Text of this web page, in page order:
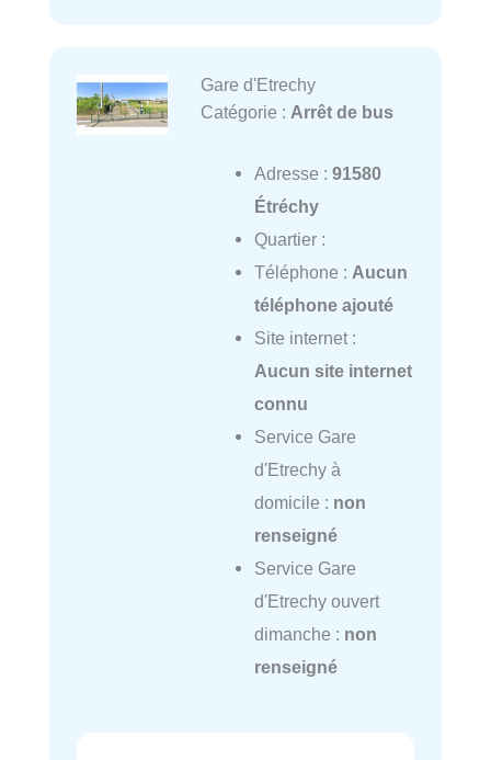
Gare d'Etrechy
Catégorie : Arrêt de bus
Adresse : 91580
Étréchy
Quartier :
Téléphone : Aucun
téléphone ajouté
Site internet :
Aucun site internet
connu
Service Gare
d'Etrechy à
domicile : non
renseigné
Service Gare
d'Etrechy ouvert
dimanche : non
renseigné